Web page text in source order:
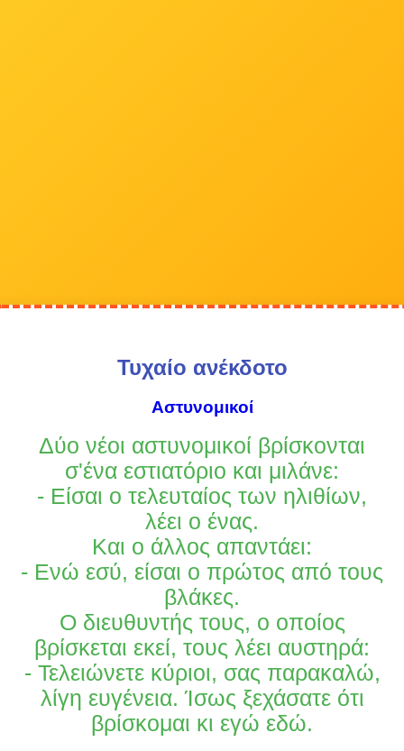
Τυχαίο ανέκδοτο
Αστυνομικοί
Δύο νέοι αστυνομικοί βρίσκονται
σ'ένα εστιατόριο και μιλάνε:
- Είσαι ο τελευταίος των ηλιθίων,
λέει ο ένας.
Και ο άλλος απαντάει:
- Ενώ εσύ, είσαι ο πρώτος από τους
βλάκες.
Ο διευθυντής τους, ο οποίος
βρίσκεται εκεί, τους λέει αυστηρά:
- Τελειώνετε κύριοι, σας παρακαλώ,
λίγη ευγένεια. Ίσως ξεχάσατε ότι
βρίσκομαι κι εγώ εδώ.